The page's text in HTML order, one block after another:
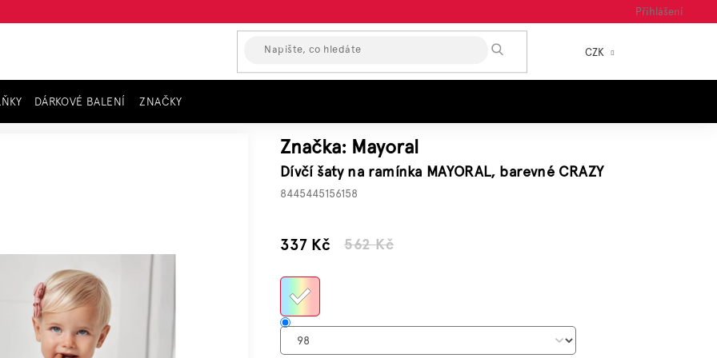
CZK
Přihlášení
DÁRKOVÉ BALENÍ ZNAČKY
Dívčí šaty na ramínka MAYORAL, barevné CRAZY
8445445156158
Značka: Mayoral
562 Kč
337 Kč Měrná